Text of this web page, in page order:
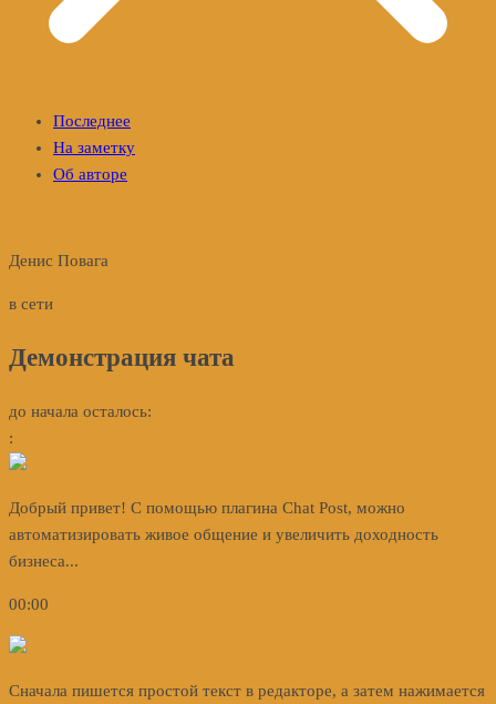
Последнее
На заметку
Об авторе
Денис Повага
в сети
Демонстрация чата
до начала осталось:
:
Добрый привет! С помощью плагина Chat Post, можно
автоматизировать живое общение и увеличить доходность
бизнеса...
00:00
Сначала пишется простой текст в редакторе, а затем нажимается